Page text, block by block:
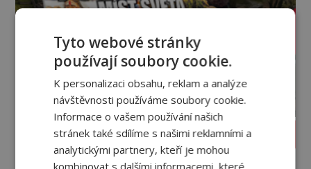
PROLISTOVAT ČASOPIS
Tyto webové stránky
používají soubory cookie.
K personalizaci obsahu, reklam a analýze
návštěvnosti používáme soubory cookie.
Informace o vašem používání našich
stránek také sdílíme s našimi reklamními a
analytickými partnery, kteří je mohou
kombinovat s dalšími informacemi, které